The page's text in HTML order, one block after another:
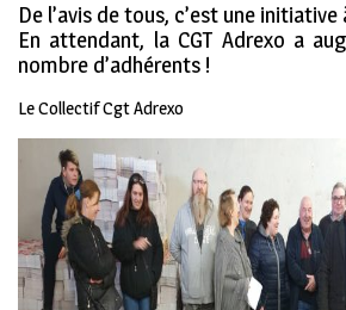
De l’avis de tous, c’est une
En attendant, la CGT Adrexo a
nombre d’adhérents !
Le Collectif Cgt Adrexo